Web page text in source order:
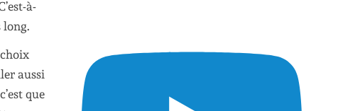
à-
long.
aussi
que